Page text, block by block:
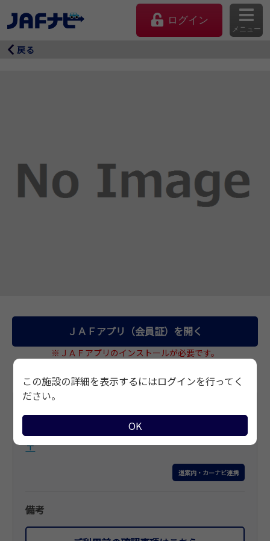
ログイン
メニュー
マイページ
戻る
ＪＡＦアプリ（会員証）を開く
※ＪＡＦアプリのインストールが必要です。
基本情報
住所
〒
道案内・カーナビ連携
備考
この施設の詳細を表示するにはログインを行ってく
ださい。
OK